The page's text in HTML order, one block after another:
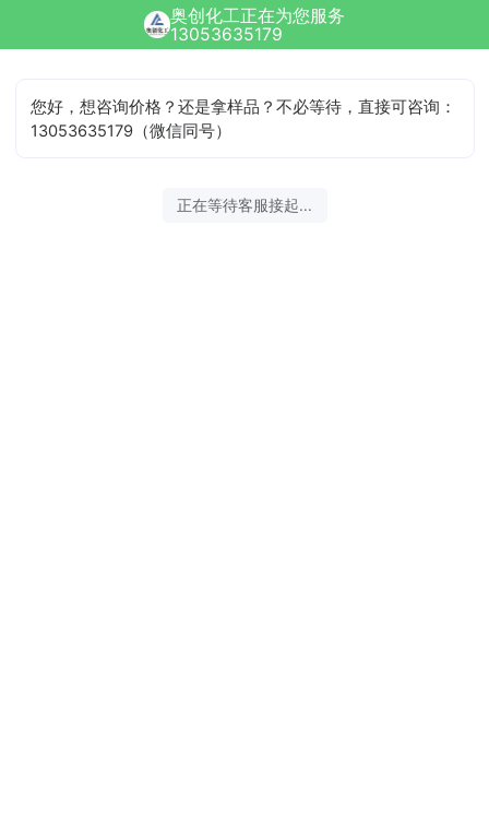
奥创化工正在为您服务
13053635179
您好，想咨询价格？还是拿样品？不必等待，直接可咨询：
13053635179（微信同号）
2026-08-07 08:50:49 开始沟通